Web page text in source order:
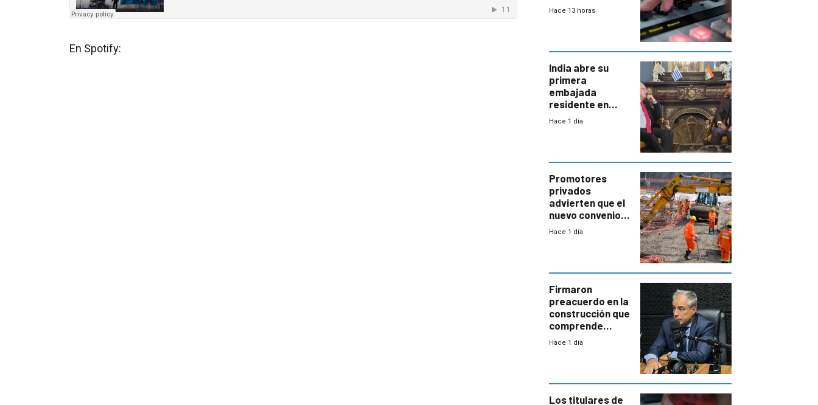
En Spotify:
Hace 13 horas
India abre su
primera
embajada
residente en
Uruguay y crecen
enorme
potencial
Hace 1 día
Promotores
privados
advierten que el
nuevo convenio
de la
a revisar
proyectos
Hace 1 día
Firmaron
preacuerdo en la
construcción que
comprende
reducción
Hace 1 día
Los titulares de